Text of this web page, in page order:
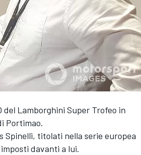
del Lamborghini Super Trofeo in
Portimao.
Spinelli, titolati nella serie europea
davanti a lui.